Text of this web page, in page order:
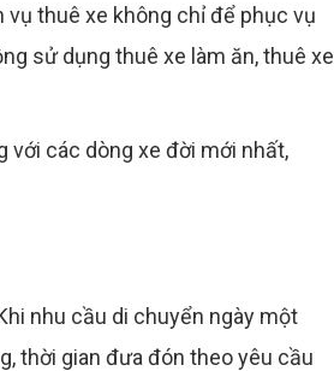
thuê xe không chỉ để phục vụ
sử dụng thuê xe làm ăn, thuê xe
với các dòng xe đời mới nhất,
nhu cầu di chuyển ngày một
thời gian đưa đón theo yêu cầu